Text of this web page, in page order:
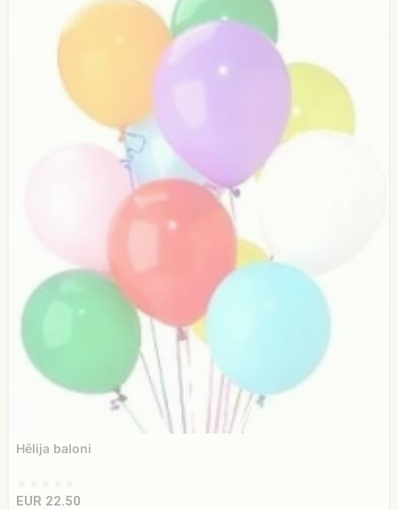
Hēlija baloni
EUR 22.50